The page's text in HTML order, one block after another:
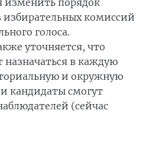
изменить порядок
избирательных комиссий
голоса.
уточняется, что
назначаться в каждую
и окружную
кандидаты смогут
(сейчас